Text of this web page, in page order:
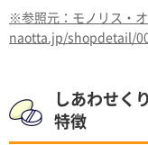
※参照元：モノリス・
naotta.jp/shopdetail/
しあわせく
特徴